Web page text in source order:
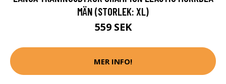
MÄN (STORLEK: XL)
559 SEK
MER INFO!